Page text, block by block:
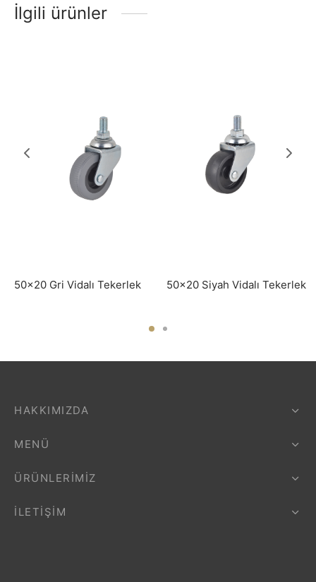
İlgili ürünler
50×20 Gri Vidalı Tekerlek 50×20 Siyah Vidalı Tekerlek
İLETIŞIM
MENÜ
ÜRÜNLERIMIZ
HAKKIMIZDA